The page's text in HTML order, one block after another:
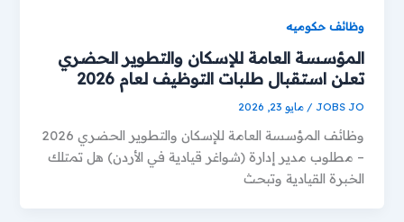
وظائف حكوميه
المؤسسة العامة للإسكان والتطوير الحضري
تعلن استقبال طلبات التوظيف لعام 2026
JOBS JO
/مايو 23, 2026
وظائف المؤسسة العامة للإسكان والتطوير الحضري 2026
– مطلوب مدير إدارة (شواغر قيادية في الأردن) هل تمتلك
الخبرة القيادية وتبحث